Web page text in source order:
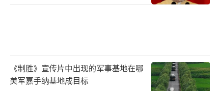
《制胜》宣传片中出现的军事基地在哪
美军嘉手纳基地成目标